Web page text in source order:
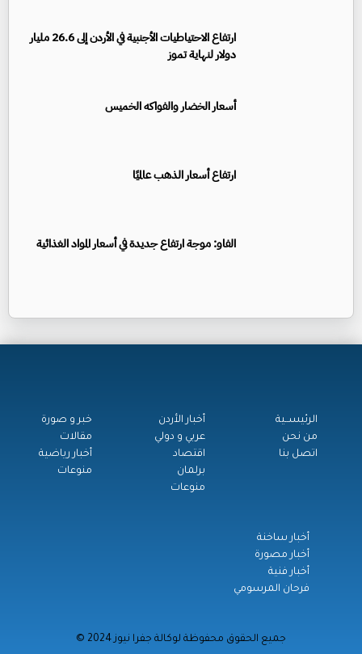
ارتفاع الاحتياطيات الأجنبية في الأردن إلى 26.6 مليار
دولار لنهاية تموز
أسعار الخضار والفواكه الخميس
ارتفاع أسعار الذهب عالميًا
الفاو: موجة ارتفاع جديدة في أسعار المواد الغذائية
الرئيســية
من نحن
اتصل بنا
أخبار الأردن
عربي و دولي
اقتصاد
برلمان
منوعات
خبر و صورة
مقالات
أخبار رياضية
منوعات
أخبار ساخنة
أخبار مصورة
أخبار فنية
فرحان المرسومي
© جميع الحقوق محفوظة لوكالة جفرا نيوز 2024